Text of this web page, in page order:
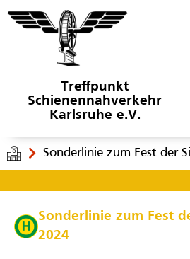
Treffpunkt
Schienennahverkehr
Karlsruhe e.V.
Sonderlinie zum Fest der
Sonderlinie zum Fest
2024